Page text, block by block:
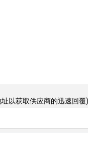
以获取供应商的迅速回覆)